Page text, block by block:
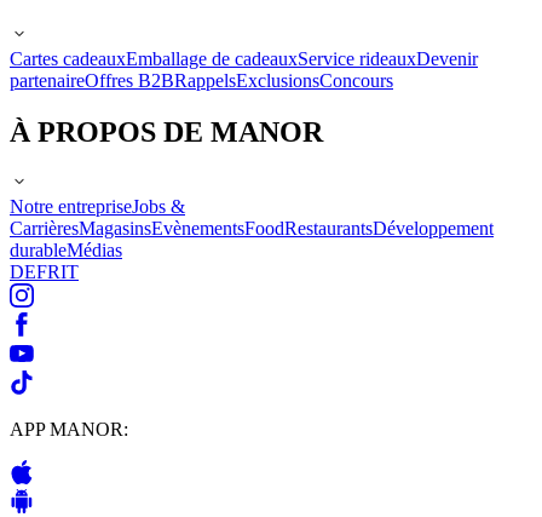
Cartes cadeauxEmballage de cadeauxService rideauxDevenir
partenaireOffres B2BRappelsExclusionsConcours
À PROPOS DE MANOR
Notre entrepriseJobs &
CarrièresMagasinsEvènementsFoodRestaurantsDéveloppement
durableMédias
DEFRIT
APP MANOR: